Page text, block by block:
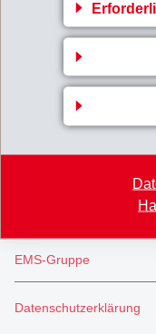
EMS-CHEMIE AG
Via Innovativa 1
7013 Domat/Ems
Schweiz
EMS-Gruppe
Datenschutzerklärung